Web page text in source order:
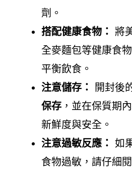
劑。
搭配健康食物： 將
全麥麵包等健康食
平衡飲食。
注意儲存：
開封後
保存，並在保質期
新鮮度與安全。
注意過敏反應： 如
食物過敏，請仔細